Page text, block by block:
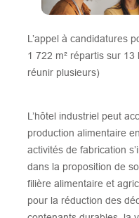
L’appel à candidatures
1 722 m² répartis sur 13
réunir plusieurs)
L’hôtel industriel peut
production alimentaire
activités de fabrication
dans la proposition de
filière alimentaire et
pour la réduction des